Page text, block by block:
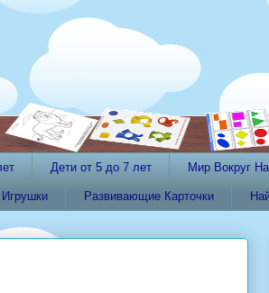
Дети от 5 до 7 лет Мир Вокруг
Развивающие Карточки